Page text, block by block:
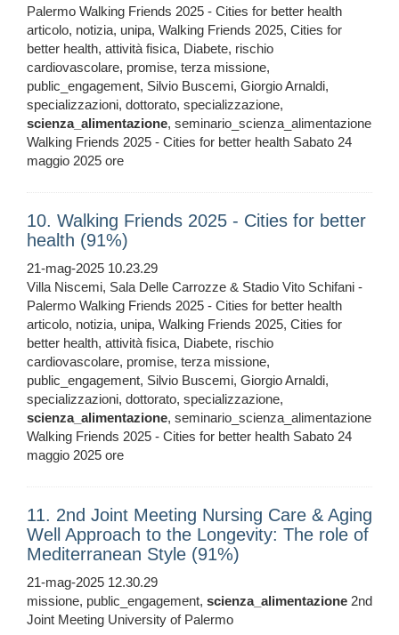
Palermo Walking Friends 2025 - Cities for better health
articolo, notizia, unipa, Walking Friends 2025, Cities for
better health, attività fisica, Diabete, rischio
cardiovascolare, promise, terza missione,
public_engagement, Silvio Buscemi, Giorgio Arnaldi,
specializzazioni, dottorato, specializzazione,
scienza_alimentazione, seminario_scienza_alimentazione
Walking Friends 2025 - Cities for better health Sabato 24
maggio 2025 ore
10. Walking Friends 2025 - Cities for better
health (91%)
21-mag-2025 10.23.29
Villa Niscemi, Sala Delle Carrozze & Stadio Vito Schifani -
Palermo Walking Friends 2025 - Cities for better health
articolo, notizia, unipa, Walking Friends 2025, Cities for
better health, attività fisica, Diabete, rischio
cardiovascolare, promise, terza missione,
public_engagement, Silvio Buscemi, Giorgio Arnaldi,
specializzazioni, dottorato, specializzazione,
scienza_alimentazione, seminario_scienza_alimentazione
Walking Friends 2025 - Cities for better health Sabato 24
maggio 2025 ore
11. 2nd Joint Meeting Nursing Care & Aging
Well Approach to the Longevity: The role of
Mediterranean Style (91%)
21-mag-2025 12.30.29
missione, public_engagement, scienza_alimentazione 2nd
Joint Meeting University of Palermo